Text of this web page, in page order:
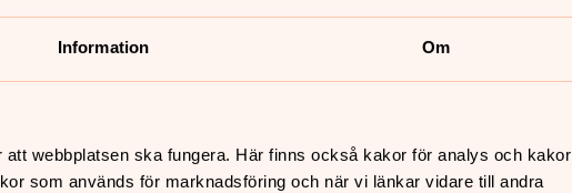
Information Om
webbplatsen ska fungera. Här finns också kakor för analys och kakor
som används för marknadsföring och när vi länkar vidare till andra